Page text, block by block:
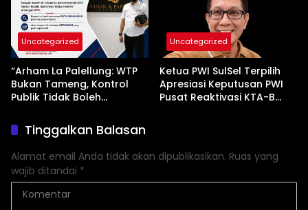
Uncategorized
“Arham La Palellung: WTP
Bukan Tameng, Kontrol
Publik Tidak Boleh
Uncategorized
Ketua PWI SulSel Terpilih
Apresiasi Keputusan PWI
Pusat Reaktivasi KTA-B
Tinggalkan Balasan
Alamat email Anda tidak akan dipublikasikan. Ruas yang
wajib ditandai *